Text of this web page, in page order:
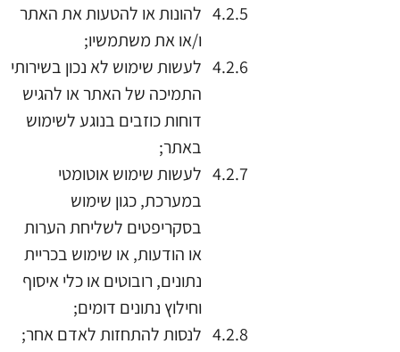
להונות או להטעות את האתר
ו/או את משתמשיו;
לעשות שימוש לא נכון בשירותי
התמיכה של האתר או להגיש
דוחות כוזבים בנוגע לשימוש
באתר;
לעשות שימוש אוטומטי
במערכת, כגון שימוש
בסקריפטים לשליחת הערות
או הודעות, או שימוש בכריית
נתונים, רובוטים או כלי איסוף
וחילוץ נתונים דומים;
לנסות להתחזות לאדם אחר;